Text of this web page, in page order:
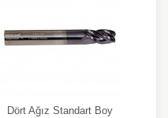
Dört Ağız Standart Boy